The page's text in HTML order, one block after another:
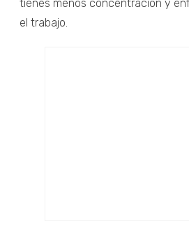
tienes menos concentración y
el trabajo.